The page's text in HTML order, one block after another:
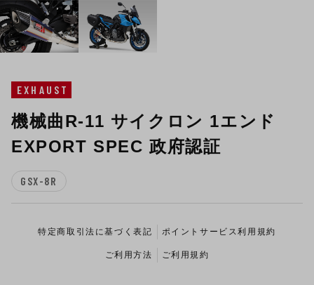
EXHAUST
機械曲R-11 サイクロン 1エンド
EXPORT SPEC 政府認証
GSX-8R
特定商取引法に基づく表記 ポイントサービス利用規約
ご利用方法 ご利用規約